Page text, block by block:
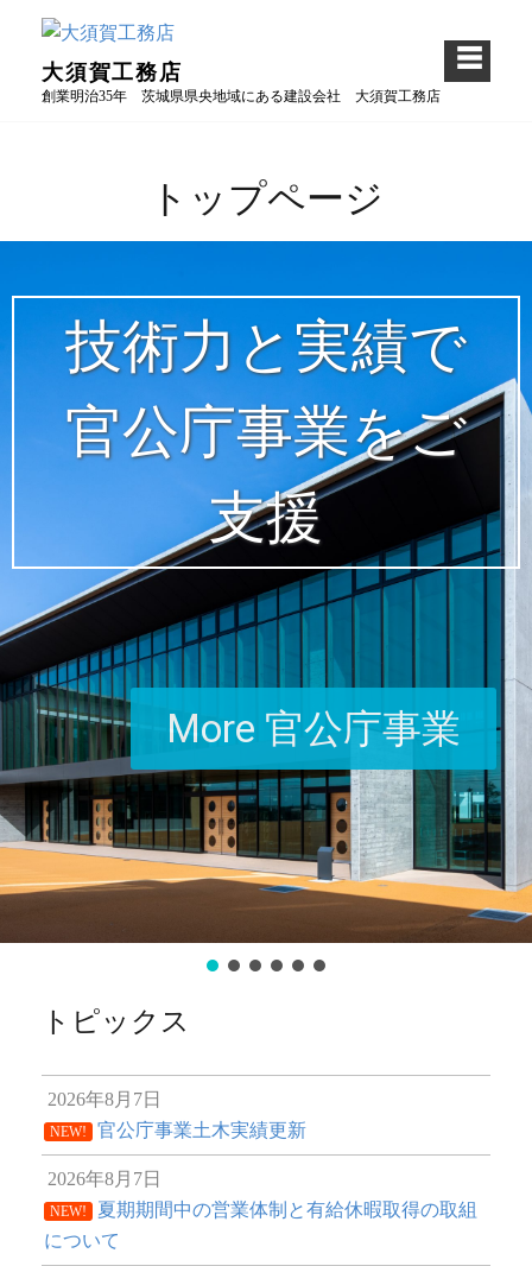
content大須賀工務店
創業明治35年 茨城県県央地域にある建設会社 大須賀工務店
トップページ
技術力と実績で
官公庁事業をご
支援
More 官公庁事業
トピックス
2026年8月7日
NEW! 官公庁事業土木実績更新
2026年8月7日
NEW!
夏期期間中の営業体制と有給休暇取得の取組
について